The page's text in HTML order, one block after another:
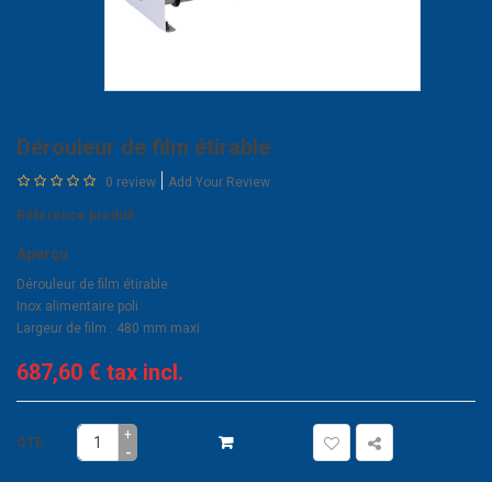
Dérouleur de film étirable
0 review Add Your Review
Réference produit:
Aperçu
Dérouleur de film étirable
Inox alimentaire poli
Largeur de film : 480 mm maxi
687,60 € tax incl.
QTE: +
-